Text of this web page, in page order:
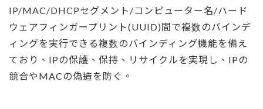
IP/MAC/DHCPセグメント/コンピューター名/ハード
ウェアフィンガープリント(UUID)間で複数のバインデ
ィングを実行できる複数のバインディング機能を備え
ており、IPの保護、保持、リサイクルを実現し、IPの
競合やMACの偽造を防ぐ。